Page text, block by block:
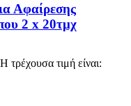
Αφαίρεσης
2 x 20τμχ
Η τρέχουσα τιμή είναι: